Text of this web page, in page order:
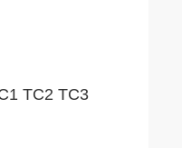
TC2 TC3